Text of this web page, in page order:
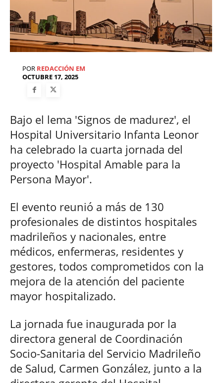
POR REDACCIÓN EM
OCTUBRE 17, 2025
Bajo el lema 'Signos de madurez', el
Hospital Universitario Infanta Leonor
ha celebrado la cuarta jornada del
proyecto 'Hospital Amable para la
Persona Mayor'.
El evento reunió a más de 130
profesionales de distintos hospitales
madrileños y nacionales, entre
médicos, enfermeras, residentes y
gestores, todos comprometidos con la
mejora de la atención del paciente
mayor hospitalizado.
La jornada fue inaugurada por la
directora general de Coordinación
Socio-Sanitaria del Servicio Madrileño
de Salud, Carmen González, junto a la